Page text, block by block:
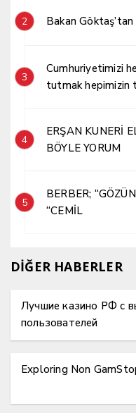
2 Bakan
3
Cumhuriyetimizi
tutmak hepimizin
4
ERŞAN KUNERİ
BÖYLE YORUM
5
BERBER; “GÖZÜN AYDIN ESTETİKÇİ
“CEMİL
DİĞER HABERLER
Лучшие казино РФ с
пользователей
Exploring Non